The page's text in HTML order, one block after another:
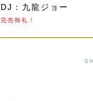
DJ：九龍ジョー
完売御礼！